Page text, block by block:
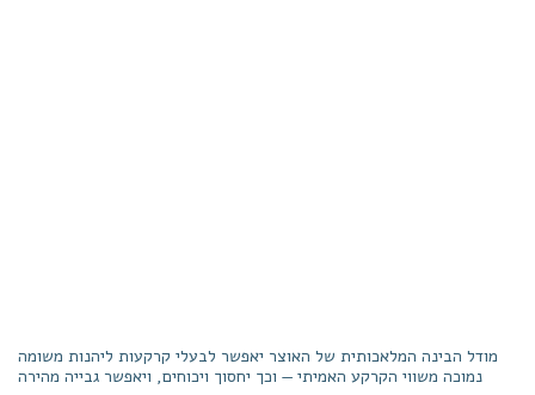
מודל הבינה המלאכותית של האוצר יאפשר לבעלי קרקעות ליהנות משומה
נמוכה משווי הקרקע האמיתי — וכך יחסוך ויכוחים, ויאפשר גבייה מהירה